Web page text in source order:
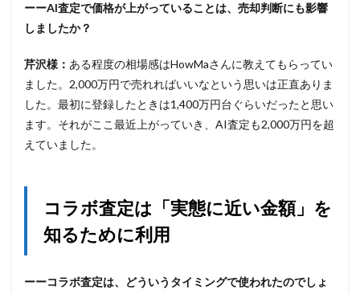
ーーAI査定で価格が上がっていることは、売却判断にも影響
しましたか？
芹沢様： ある程度の相場感はHowMaさんに教えてもらってい
ました。2,000万円で売れればいいなという思いは正直ありま
した。最初に登録したときは1,400万円台ぐらいだったと思い
ます。それがここ最近上がっていき、AI査定も2,000万円を超
えていました。
コラボ査定は「実態に近い金額」を
知るために利用
ーーコラボ査定は、どういうタイミングで使われたのでしょ